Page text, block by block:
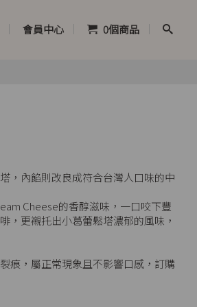
會員中心 0個商品
，內餡則改良成符合台灣人口味的中
Cheese的香醇滋味，一口咬下豐
，更襯托出小葛蕾鬆塔濃郁的風味，
痕，屬正常現象且不影響口感，訂購